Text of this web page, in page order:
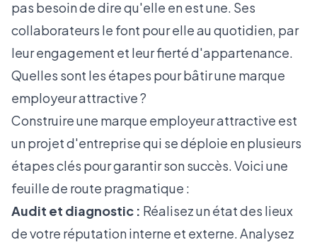
pas besoin de dire qu'elle en est une. Ses
collaborateurs le font pour elle au quotidien, par
leur engagement et leur fierté d'appartenance.
Quelles sont les étapes pour bâtir une marque
employeur attractive ?
Construire une marque employeur attractive est
un projet d'entreprise qui se déploie en plusieurs
étapes clés pour garantir son succès. Voici une
feuille de route pragmatique :
Audit et diagnostic : Réalisez un état des lieux
de votre réputation interne et externe. Analysez